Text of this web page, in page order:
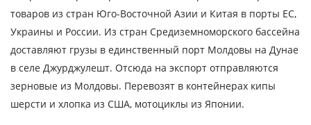
товаров из стран Юго-Восточной Азии и Китая в порты ЕС,
Украины и России. Из стран Средиземноморского бассейна
доставляют грузы в единственный порт Молдовы на Дунае
в селе Джурджулешт. Отсюда на экспорт отправляются
зерновые из Молдовы. Перевозят в контейнерах кипы
шерсти и хлопка из США, мотоциклы из Японии.